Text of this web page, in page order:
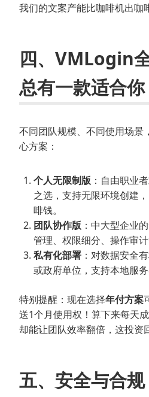
我们的文案产能比咖啡机出咖
四、VMLogin
总有一款适合你
不同团队规模、不同使用场
心方案：
个人无限制版 ：自由职业
之选，支持无限环境创建
啡钱。
团队协作版 ：中大型企业
管理、权限细分、操作审计
私有化部署 ：对数据安全
或政府单位，支持本地服务
特别提醒：现在选择年付方案
送1个月使用权！算下来每天
却能让团队效率翻倍，这投资
五、安全与合